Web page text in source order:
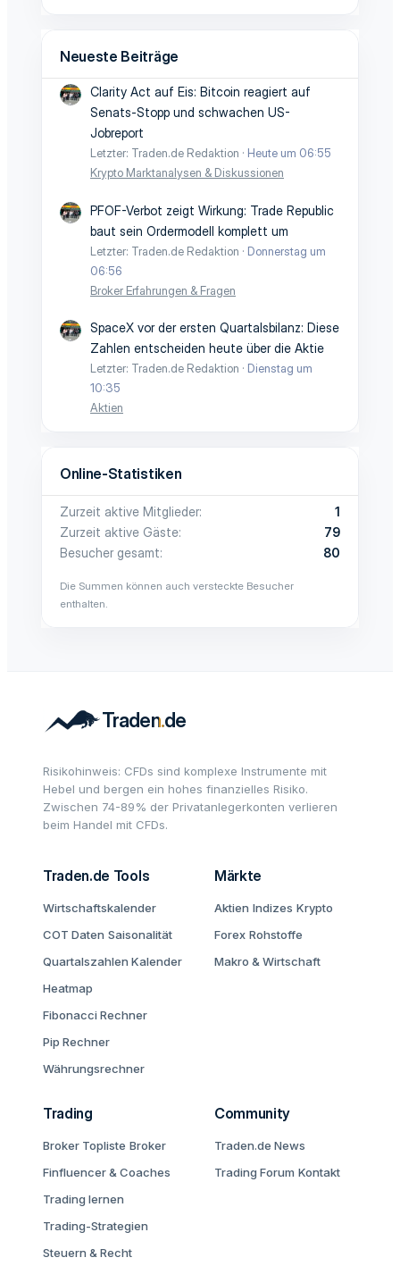
Neueste Beiträge
Clarity Act auf Eis: Bitcoin reagiert auf
Senats-Stopp und schwachen US-
Jobreport
Letzter: Traden.de Redaktion
Heute um 06:55
Krypto Marktanalysen & Diskussionen
PFOF-Verbot zeigt Wirkung: Trade Republic
baut sein Ordermodell komplett um
Letzter: Traden.de Redaktion
Donnerstag um
06:56
Broker Erfahrungen & Fragen
SpaceX vor der ersten Quartalsbilanz: Diese
Zahlen entscheiden heute über die Aktie
Letzter: Traden.de Redaktion
Dienstag um
10:35
Aktien
Online-Statistiken
Zurzeit aktive Mitglieder
1
Zurzeit aktive Gäste
79
Besucher gesamt
80
Die Summen können auch versteckte Besucher
enthalten.
Risikohinweis: CFDs sind komplexe Instrumente mit
Hebel und bergen ein hohes finanzielles Risiko.
Zwischen 74-89% der Privatanlegerkonten verlieren
beim Handel mit CFDs.
Traden.de Tools
Wirtschaftskalender
COT Daten Saisonalität
Quartalszahlen Kalender
Heatmap
Fibonacci Rechner
Pip Rechner
Währungsrechner
Märkte
Aktien Indizes Krypto
Forex Rohstoffe
Makro & Wirtschaft
Trading
Broker Topliste Broker
Finfluencer & Coaches
Trading lernen
Trading-Strategien
Steuern & Recht
Community
Traden.de News
Trading Forum Kontakt